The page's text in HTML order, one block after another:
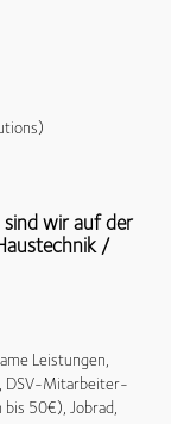
wir auf der
/
Leistungen,
DSV-Mitarbeiter-
50€), Jobrad,